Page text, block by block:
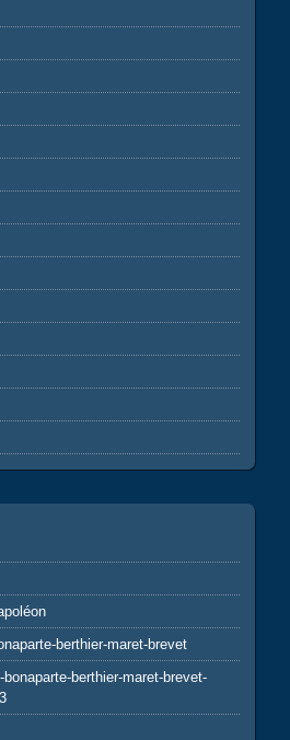
berthier-maret-brevet
berthier-maret-brevet-